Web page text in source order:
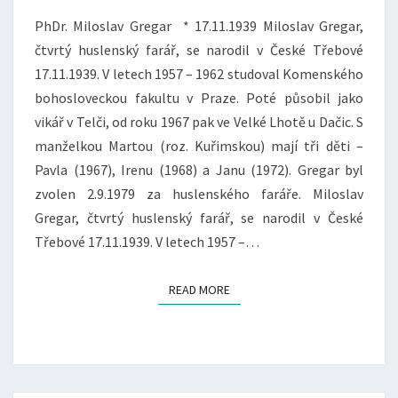
PhDr. Miloslav Gregar * 17.11.1939 Miloslav Gregar,
čtvrtý huslenský farář, se narodil v České Třebové
17.11.1939. V letech 1957 – 1962 studoval Komenského
bohosloveckou fakultu v Praze. Poté působil jako
vikář v Telči, od roku 1967 pak ve Velké Lhotě u Dačic. S
manželkou Martou (roz. Kuřimskou) mají tři děti –
Pavla (1967), Irenu (1968) a Janu (1972). Gregar byl
zvolen 2.9.1979 za huslenského faráře. Miloslav
Gregar, čtvrtý huslenský farář, se narodil v České
Třebové 17.11.1939. V letech 1957 –…
READ MOREREAD MORE